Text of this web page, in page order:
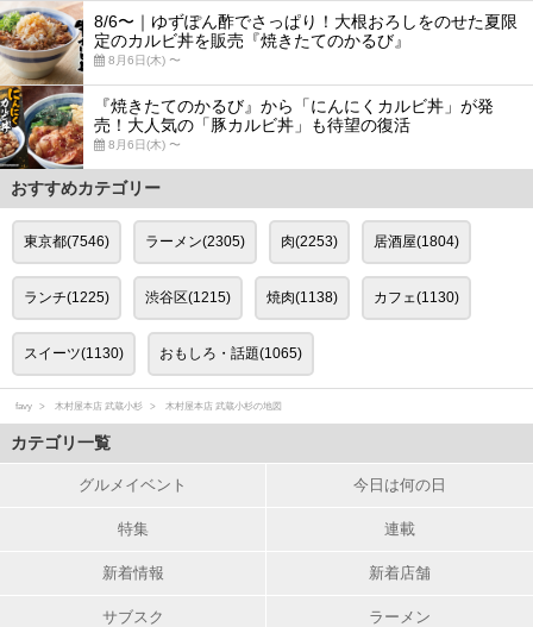
8/6〜｜ゆずぽん酢でさっぱり！大根おろしをのせた夏限
定のカルビ丼を販売『焼きたてのかるび』
8月6日(木) 〜
『焼きたてのかるび』から「にんにくカルビ丼」が発
売！大人気の「豚カルビ丼」も待望の復活
8月6日(木) 〜
おすすめカテゴリー
東京都(7546) ラーメン(2305) 肉(2253) 居酒屋(1804)
ランチ(1225) 渋谷区(1215) 焼肉(1138) カフェ(1130)
スイーツ(1130) おもしろ・話題(1065)
favy 木村屋本店 武蔵小杉 木村屋本店 武蔵小杉の地図
カテゴリ一覧
グルメイベント 今日は何の日
特集 連載
新着情報 新着店舗
サブスク ラーメン